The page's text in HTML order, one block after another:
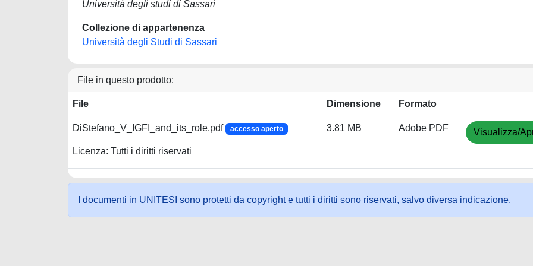
Università degli studi di Sassari
Collezione di appartenenza
Università degli Studi di Sassari
File in questo prodotto:
File Dimensione Formato
DiStefano_V_IGFI_and_its_role.pdf accesso aperto
Licenza: Tutti i diritti riservati
3.81 MB Adobe PDF Visualizza/
I documenti in UNITESI sono protetti da copyright e tutti i diritti sono riservati, salvo diversa indicazione.